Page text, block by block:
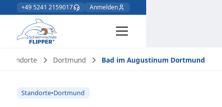
+49 5241 2159017 Anmelden
Standorte Dortmund Bad im Augustinum Dortmund
Standorte•Dortmund